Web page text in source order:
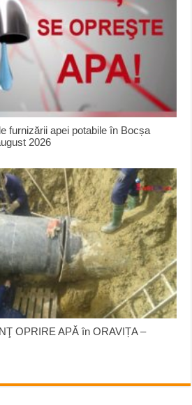
furnizării apei potabile în Bocșa
2026
OPRIRE APĂ în ORAVIȚA –